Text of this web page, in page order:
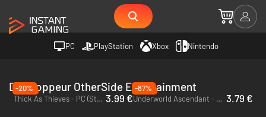
PC PlayStation Xbox Nintendo
Développeur OtherSide Entertainment
-20%
Thick As Thieves - PC (Steam) 3.99 €
-87%
Underworld Ascendant - PC & Mac (Steam) 3.79 €